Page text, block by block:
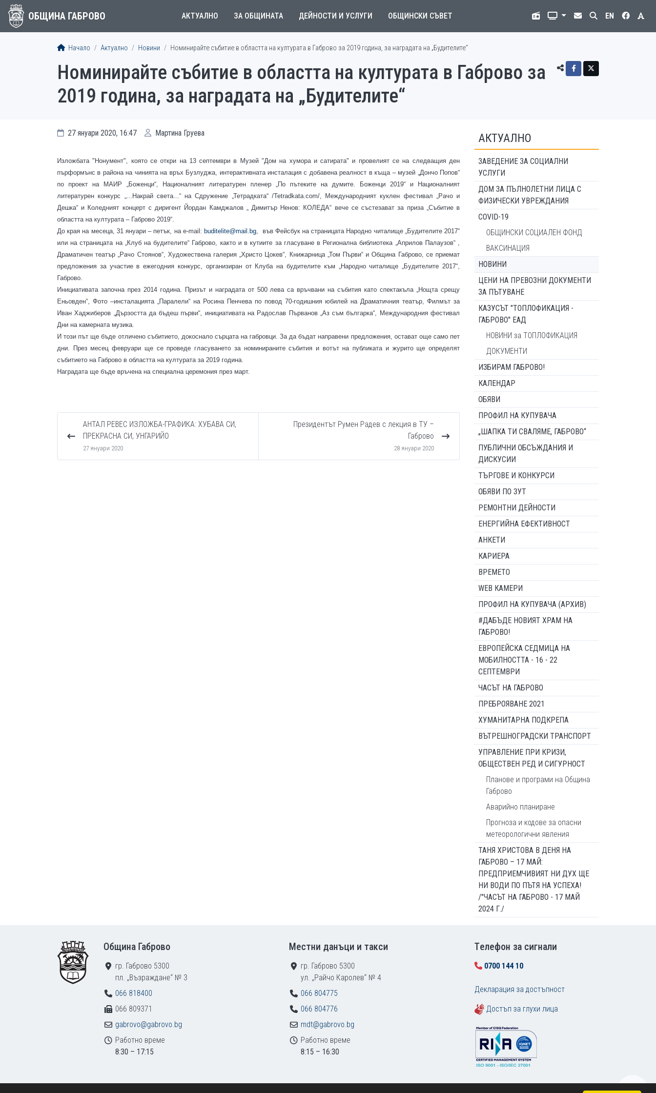
ОБЩИНА ГАБРОВО АКТУАЛНО ЗА ОБЩИНАТА ДЕЙНОСТИ И УСЛУГИ ОБЩИНСКИ СЪВЕТ EN
Начало Актуално Новини Номинирайте събитие в областта на културата в Габрово за 2019 година, за наградата на „Будителите“
Номинирайте събитие в областта на културата в Габрово за
2019 година, за наградата на „Будителите“
27 януари 2020, 16:47 Мартина Груева
Изложбата "Нонумент", която се откри на 13 септември в Музей "Дом на хумора и сатирата" и провелият се на следващия ден
пърформънс в района на чинията на връх Бузлуджа, интерактивната инсталация с добавена реалност в къща – музей „Дончо Попов“
по проект на МАИР „Боженци“, Националният литературен пленер „По пътеките на думите. Боженци 2019“ и Националният
литературен конкурс „...Накрай света...“ на Сдружение „Тетрадката“ /Tetradkata.com/, Международният куклен фестивал „Рачо и
Дешка“ и Коледният концерт с диригент Йордан Камджалов „ Димитър Ненов: КОЛЕДА“ вече се състезават за приза „Събитие в
областта на културата – Габрово 2019“.
До края на месеца, 31 януари – петък, на e-mail: buditelite@mail.bg, във Фейсбук на страницата Народно читалище „Будителите 2017“
или на страницата на „Клуб на будителите“ Габрово, както и в кутиите за гласуване в Регионална библиотека „Априлов Палаузов“ ,
Драматичен театър „Рачо Стоянов“, Художествена галерия „Христо Цокев“, Книжарница „Том Първи“ и Община Габрово, се приемат
предложения за участие в ежегодния конкурс, организиран от Клуба на будителите към „Народно читалище „Будителите 2017“,
Габрово.
Инициативата започна през 2014 година. Призът и наградата от 500 лева са връчвани на събития като спектакъла „Нощта срещу
Еньовден“, Фото –инсталацията „Паралели“ на Росина Пенчева по повод 70-годишния юбилей на Драматичния театър, Филмът за
Иван Хаджиберов „Дързостта да бъдеш първи“, инициативата на Радослав Първанов „Аз съм българка“, Международния фестивал
Дни на камерната музика.
И този път ще бъде отличено събитието, докоснало сърцата на габровци. За да бъдат направени предложения, остават още само пет
дни. През месец февруари ще се проведе гласуването за номинираните събития и вотът на публиката и журито ще определят
събитието на Габрово в областта на културата за 2019 година.
Наградата ще бъде връчена на специална церемония през март.
АНТАЛ РЕВЕС ИЗЛОЖБА-ГРАФИКА: ХУБАВА СИ,
ПРЕКРАСНА СИ, УНГАРИЙО
27 януари 2020
Президентът Румен Радев с лекция в ТУ –
Габрово
28 януари 2020
АКТУАЛНО
ЗАВЕДЕНИЕ ЗА СОЦИАЛНИ
УСЛУГИ
ДОМ ЗА ПЪЛНОЛЕТНИ ЛИЦА С
ФИЗИЧЕСКИ УВРЕЖДАНИЯ
COVID-19
ОБЩИНСКИ СОЦИАЛЕН ФОНД
ВАКСИНАЦИЯ
НОВИНИ
ЦЕНИ НА ПРЕВОЗНИ ДОКУМЕНТИ
ЗА ПЪТУВАНЕ
КАЗУСЪТ "ТОПЛОФИКАЦИЯ -
ГАБРОВО" ЕАД
НОВИНИ за ТОПЛОФИКАЦИЯ
ДОКУМЕНТИ
ИЗБИРАМ ГАБРОВО!
КАЛЕНДАР
ОБЯВИ
ПРОФИЛ НА КУПУВАЧА
„ШАПКА ТИ СВАЛЯМЕ, ГАБРОВО“
ПУБЛИЧНИ ОБСЪЖДАНИЯ И
ДИСКУСИИ
ТЪРГОВЕ И КОНКУРСИ
ОБЯВИ ПО ЗУТ
РЕМОНТНИ ДЕЙНОСТИ
ЕНЕРГИЙНА ЕФЕКТИВНОСТ
АНКЕТИ
КАРИЕРА
ВРЕМЕТО
WEB КАМЕРИ
ПРОФИЛ НА КУПУВАЧА (АРХИВ)
#ДАБЪДЕ НОВИЯТ ХРАМ НА
ГАБРОВО!
ЕВРОПЕЙСКА СЕДМИЦА НА
МОБИЛНОСТТА - 16 - 22
СЕПТЕМВРИ
ЧАСЪТ НА ГАБРОВО
ПРЕБРОЯВАНЕ 2021
ХУМАНИТАРНА ПОДКРЕПА
ВЪТРЕШНОГРАДСКИ ТРАНСПОРТ
УПРАВЛЕНИЕ ПРИ КРИЗИ,
ОБЩЕСТВЕН РЕД И СИГУРНОСТ
Планове и програми на Община
Габрово
Аварийно планиране
Прогноза и кодове за опасни
метеорологични явления
ТАНЯ ХРИСТОВА В ДЕНЯ НА
ГАБРОВО – 17 МАЙ:
ПРЕДПРИЕМЧИВИЯТ НИ ДУХ ЩЕ
НИ ВОДИ ПО ПЪТЯ НА УСПЕХА!
/"ЧАСЪТ НА ГАБРОВО - 17 МАЙ
2024 Г./
Община Габрово
гр. Габрово 5300
пл. „Възраждане“ № 3
066 818400
066 809371
gabrovo@gabrovo.bg
Работно време
8:30 – 17:15
Местни данъци и такси
гр. Габрово 5300
ул. „Райчо Каролев“ № 4
066 804775
066 804776
mdt@gabrovo.bg
Работно време
8:15 – 16:30
Tелефон за сигнали
0700 144 10
Декларация за достъпност
Достъп за глухи лица